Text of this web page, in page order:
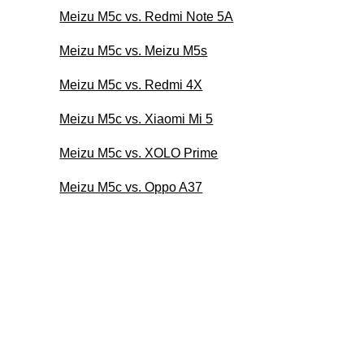
Meizu M5c vs. Redmi Note 5A
Meizu M5c vs. Meizu M5s
Meizu M5c vs. Redmi 4X
Meizu M5c vs. Xiaomi Mi 5
Meizu M5c vs. XOLO Prime
Meizu M5c vs. Oppo A37